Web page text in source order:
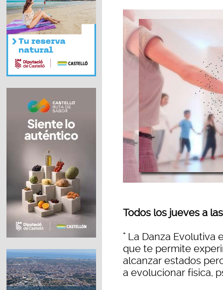
Todos los jueves a
" La Danza Evolutiva
que te permite
alcanzar estados
a evolucionar física,